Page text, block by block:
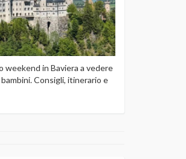
weekend in Baviera a vedere
Consigli, itinerario e